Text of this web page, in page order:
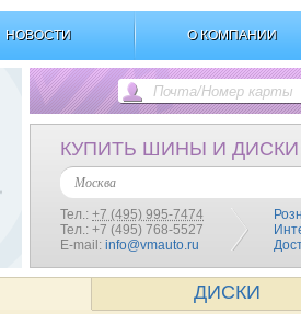
НОВОСТИ О КОМПАНИИ
КУПИТЬ ШИНЫ И ДИСКИ
Москва
Тел.: +7 (495) 995-7474
Тел.: +7 (495) 768-5527
E-mail: info@vmauto.ru
ДИСКИ